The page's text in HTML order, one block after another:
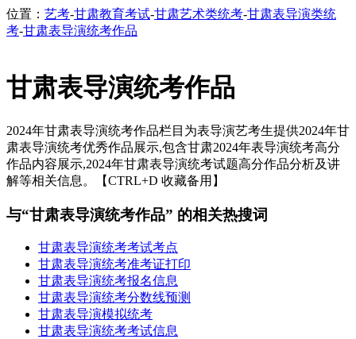
位置： 艺考-甘肃教育考试-甘肃艺术类统考-甘肃表导演类统
考-甘肃表导演统考作品
甘肃表导演统考作品
2024年甘肃表导演统考作品栏目为表导演艺考生提供2024年甘
肃表导演统考优秀作品展示,包含甘肃2024年表导演统考高分
作品内容展示,2024年甘肃表导演统考试题高分作品分析及讲
解等相关信息。【CTRL+D 收藏备用】
与“甘肃表导演统考作品” 的相关热搜词
甘肃表导演统考考试考点
甘肃表导演统考准考证打印
甘肃表导演统考报名信息
甘肃表导演统考分数线预测
甘肃表导演模拟统考
甘肃表导演统考考试信息